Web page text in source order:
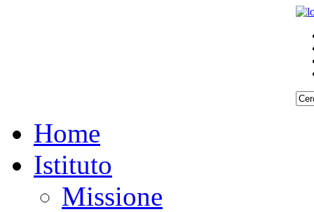
Home
Istituto
Missione